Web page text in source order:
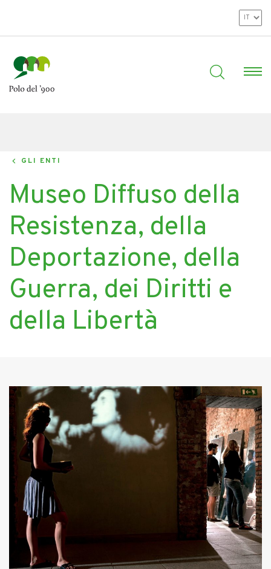
GLI ENTI
Museo Diffuso della
Resistenza, della
Deportazione, della
Guerra, dei Diritti e
della Libertà